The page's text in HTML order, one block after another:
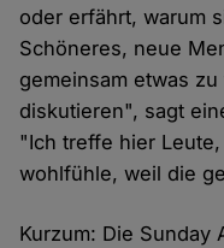
oder erfährt, warum
Schöneres, neue
gemeinsam etwas
diskutieren", sagt
"Ich treffe hier
wohlfühle, weil die
Kurzum: Die Sunday